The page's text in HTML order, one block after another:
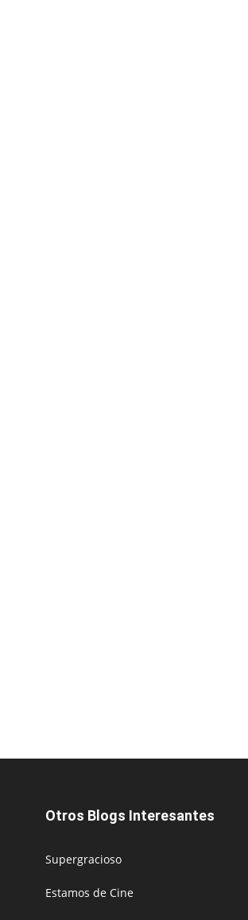
Otros Blogs Interesantes
Supergracioso
Estamos de Cine